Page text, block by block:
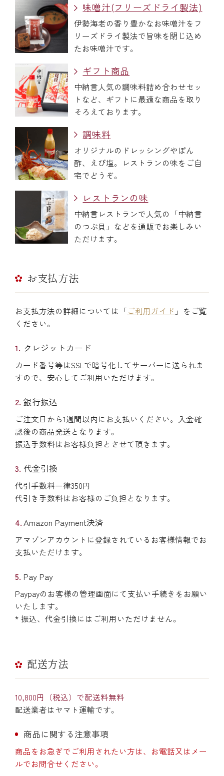
その他
全商品一覧
冷凍商品一覧
冷蔵商品一覧
常温商品一覧
伊勢海老料理一覧
季節限定商品
味噌汁(フリーズドライ製法)
伊勢海老の香り豊かなお味噌汁をフ
リーズドライ製法で旨味を閉じ込め
たお味噌汁です。
ギフト商品
中納言人気の調味料詰め合わせセッ
トなど、ギフトに最適な商品を取り
そろえております。
調味料
オリジナルのドレッシングやぽん
酢、えび塩。レストランの味をご自
宅でどうぞ。
レストランの味
中納言レストランで人気の「中納言
のつぶ貝」などを通販でお楽しみい
ただけます。
お支払方法
お支払方法の詳細については「ご利用ガイド 」をご覧
ください。
クレジットカード
カード番号等はSSLで暗号化してサーバーに送られま
すので、安心してご利用いただけます。
銀行振込
ご注文日から1週間以内にお支払いください。入金確
認後の商品発送となります。
振込手数料はお客様負担とさせて頂きます。
代金引換
代引手数料一律350円
代引き手数料はお客様のご負担となります。
Amazon Payment決済
アマゾンアカウントに登録されているお客様情報でお
支払いただけます。
Pay Pay
Paypayのお客様の管理画面にて支払い手続きをお願い
いたします。
* 振込、代金引換にはご利用いただけません。
配送方法
10,800円（税込）で配送料無料
配送業者はヤマト運輸です。
商品に関する注意事項
商品をお急ぎでご利用されたい方は、お電話又はメー
ルでお問合せください。